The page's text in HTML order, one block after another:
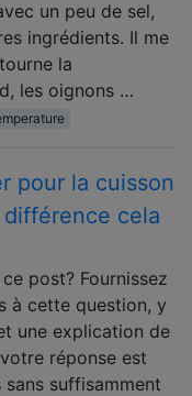
un peu de sel,
ingrédients. Il me
la
les oignons …
pour la cuisson
cela
post? Fournissez
à cette question, y
une explication de
réponse est
suffisamment